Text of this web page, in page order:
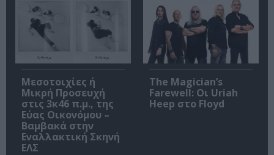
Μεσοτοιχίες ή
Μικρή Προσευχή
στις 3κ46 π.μ., της
Εύας Οικονόμου –
Βαμβακά στην
Εναλλακτική Σκηνή
ΕΛΣ
The Magician’s
Farewell: Οι Uriah
Heep στο Floyd